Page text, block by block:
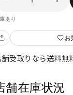
あり
お
舗受取りなら送料無
舗在庫状況